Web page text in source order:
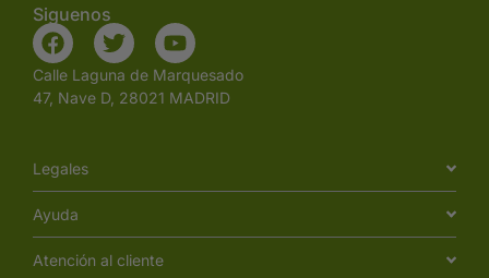
Siguenos
Calle Laguna de Marquesado
47, Nave D, 28021 MADRID
Legales
Ayuda
Atención al cliente